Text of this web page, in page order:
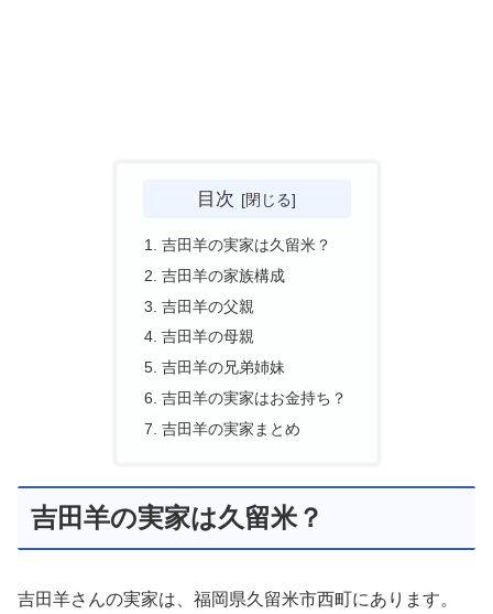
目次
吉田羊の実家は久留米？
吉田羊の家族構成
吉田羊の父親
吉田羊の母親
吉田羊の兄弟姉妹
吉田羊の実家はお金持ち？
吉田羊の実家まとめ
吉田羊の実家は久留米？
吉田羊さんの実家は、福岡県久留米市西町にあります。